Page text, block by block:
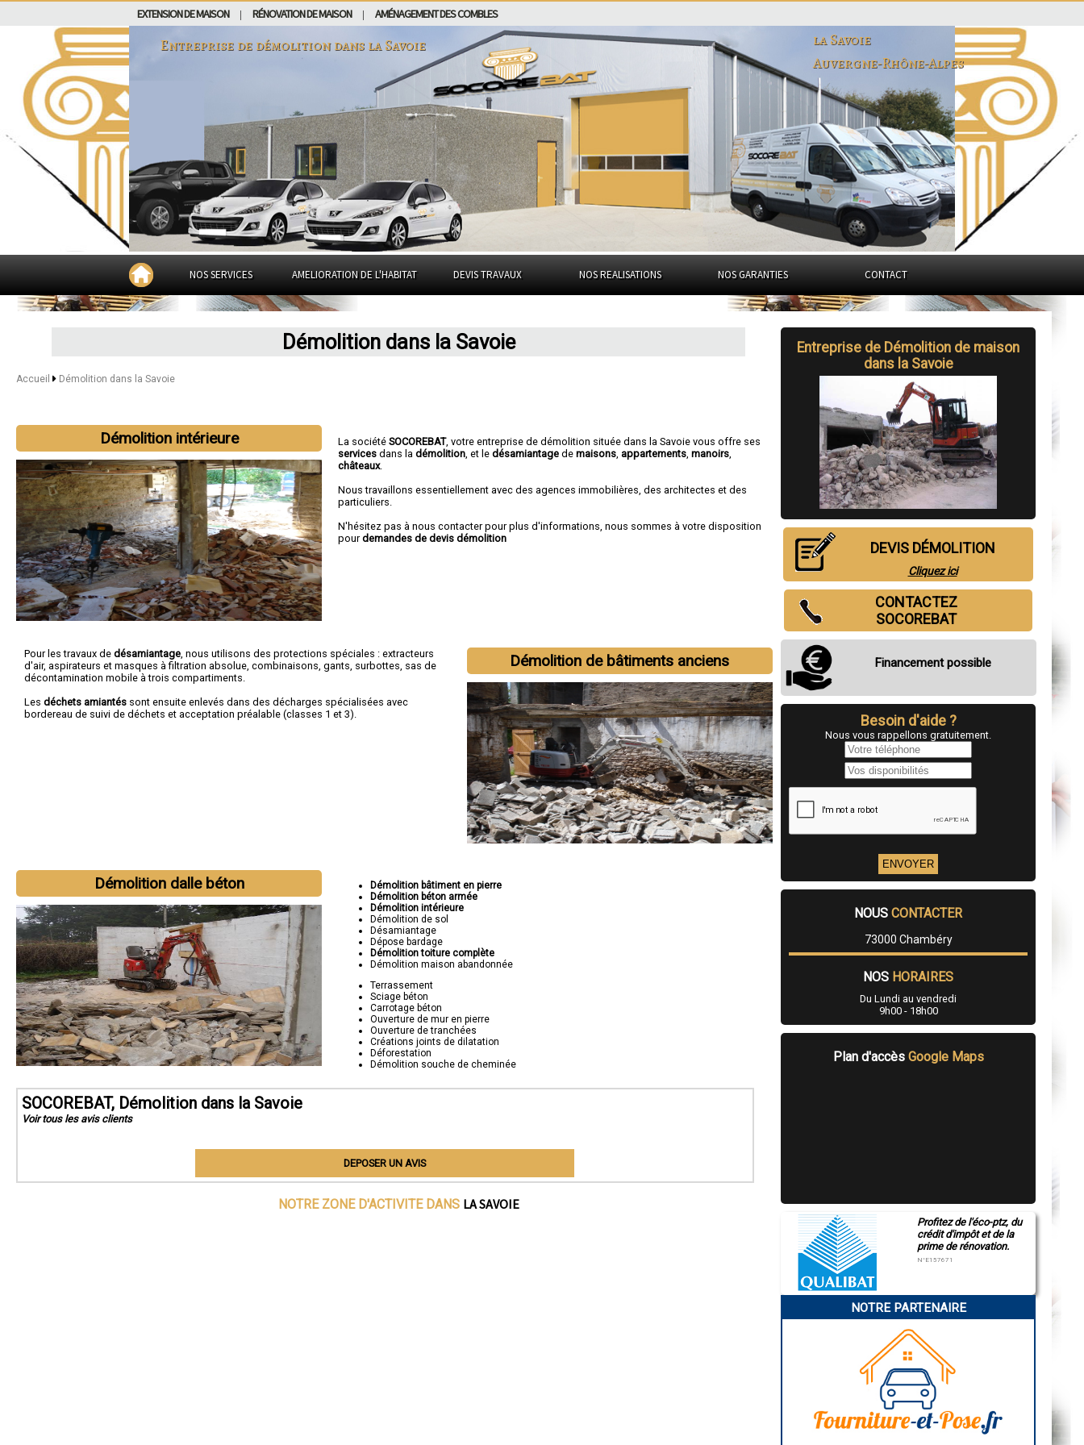
EXTENSION DE MAISON RÉNOVATION DE MAISON AMÉNAGEMENT DES COMBLES
Entreprise de démolition dans la Savoie
la Savoie
Auvergne-Rhône-Alpes
NOS SERVICES AMELIORATION DE L'HABITAT DEVIS TRAVAUX NOS REALISATIONS NOS GARANTIES CONTACT
Démolition dans la Savoie
Accueil Démolition dans la Savoie
Démolition intérieure La sociétéSOCOREBAT, votre entreprise de démolition située dans la Savoie vous offre ses
services dans ladémolition , et ledésamiantage demaisons appartements ,manoirs
châteaux.
Nous travaillons essentiellement avec des agences immobilières, des architectes et des
particuliers.
N'hésitez pas à nous contacter pour plus d'informations, nous sommes à votre disposition
pourdemandes de devis démolition
Démolition de bâtiments anciens
Pour les travaux de désamiantage, nous utilisons des protections spéciales : extracteurs
d'air, aspirateurs et masques à filtration absolue, combinaisons, gants, surbottes, sas de
décontamination mobile à trois compartiments.
Les déchets amiantés sont ensuite enlevés dans des décharges spécialisées avec
bordereau de suivi de déchets et acceptation préalable (classes 1 et 3).
Démolition dalle béton
Démolition bâtiment en pierre
Démolition béton armée
Démolition intérieure
Démolition de sol
Désamiantage
Dépose bardage
Démolition toiture complète
Démolition maison abandonnée
Terrassement
Sciage béton
Carrotage béton
Ouverture de mur en pierre
Ouverture de tranchées
Créations joints de dilatation
Déforestation
Démolition souche de cheminée
SOCOREBAT, Démolition dans la Savoie
Voir tous les avis clients
DEPOSER UN AVIS
NOTRE ZONE D'ACTIVITE DANS LA SAVOIE
Entreprise de Démolition de maison
dans la Savoie
DEVIS DÉMOLITION
Cliquez ici
CONTACTEZ
SOCOREBAT
Financement possible
Besoin d'aide ?
Nous vous rappellons gratuitement.
NOUS CONTACTER
73000 Chambéry
NOS HORAIRES
Du Lundi au vendredi
9h00 - 18h00
Plan d'accès Google Maps
Profitez de l'éco-ptz, du
crédit d'impôt et de la
prime de rénovation.
N°E157671
NOTRE PARTENAIRE